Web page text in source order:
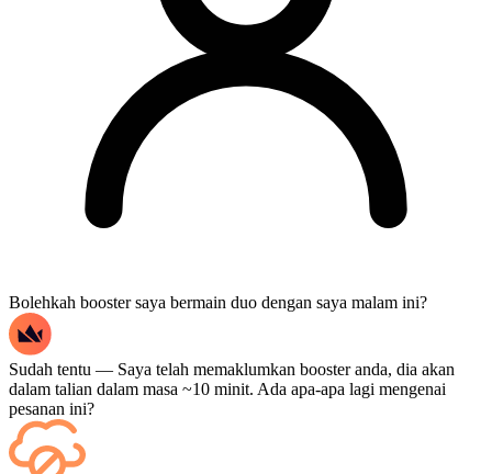
Bolehkah booster saya bermain duo dengan saya malam ini?
Sudah tentu — Saya telah memaklumkan booster anda, dia akan
dalam talian dalam masa ~10 minit. Ada apa-apa lagi mengenai
pesanan ini?